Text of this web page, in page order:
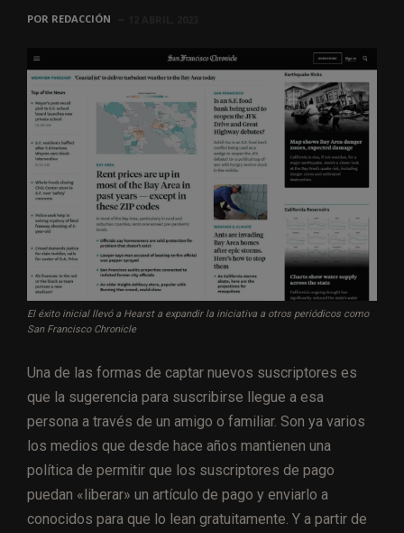
POR REDACCIÓN
El éxito inicial llevó a Hearst a expandir la iniciativa a otros periódicos como
San Francisco Chronicle
Una de las formas de captar nuevos suscriptores es
que la sugerencia para suscribirse llegue a esa
persona a través de un amigo o familiar. Son ya varios
los medios que desde hace años mantienen una
política de permitir que los suscriptores de pago
puedan «liberar» un artículo de pago y enviarlo a
conocidos para que lo lean gratuitamente. Y a partir de